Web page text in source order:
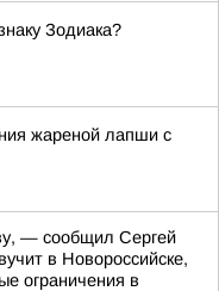
Зодиака?
жареной лапши с
— сообщил Сергей
в Новороссийске,
ограничения в